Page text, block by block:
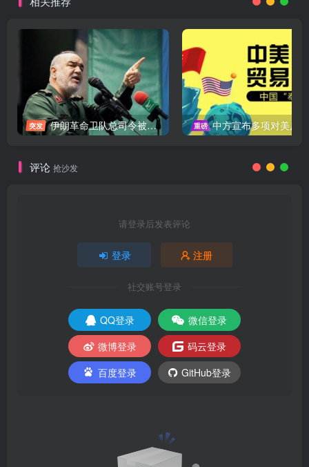
突发 伊朗革命卫队总司令被暗杀，中东局势再添变数 重磅 中方宣布多项对美反制措施，坚决维护自身权益
评论 抢沙发
请登录后发表评论
登录 注册
社交账号登录
QQ登录
微信登录
微博登录
码云登录
百度登录
GitHub登录